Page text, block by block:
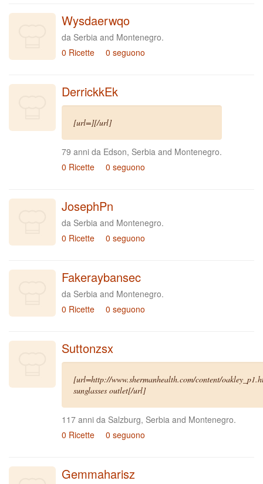
Wysdaerwqo
da Serbia and Montenegro.
0 Ricette
0 seguono
DerrickkEk
[url=][/url]
79 anni da Edson, Serbia and Montenegro.
0 Ricette
0 seguono
JosephPn
da Serbia and Montenegro.
0 Ricette
0 seguono
Fakeraybansec
da Serbia and Montenegro.
0 Ricette
0 seguono
Suttonzsx
[url=http://www.shermanhealth.com/content/
sunglasses outlet[/url]
117 anni da Salzburg, Serbia and Montenegro.
0 Ricette
0 seguono
Gemmaharisz